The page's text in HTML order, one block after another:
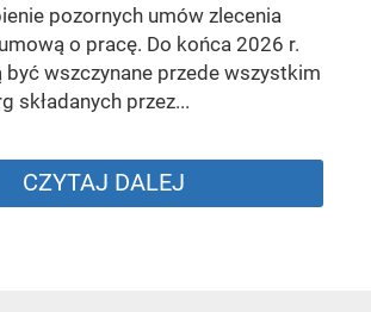
pozornych umów zlecenia
o pracę. Do końca 2026 r.
być wszczynane przede wszystkim
składanych przez...
CZYTAJ DALEJ